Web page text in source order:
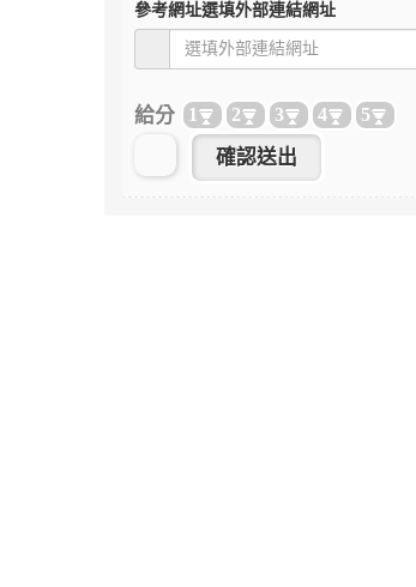
參考網址選填外部連結網址
給分 1 2 3 4 5